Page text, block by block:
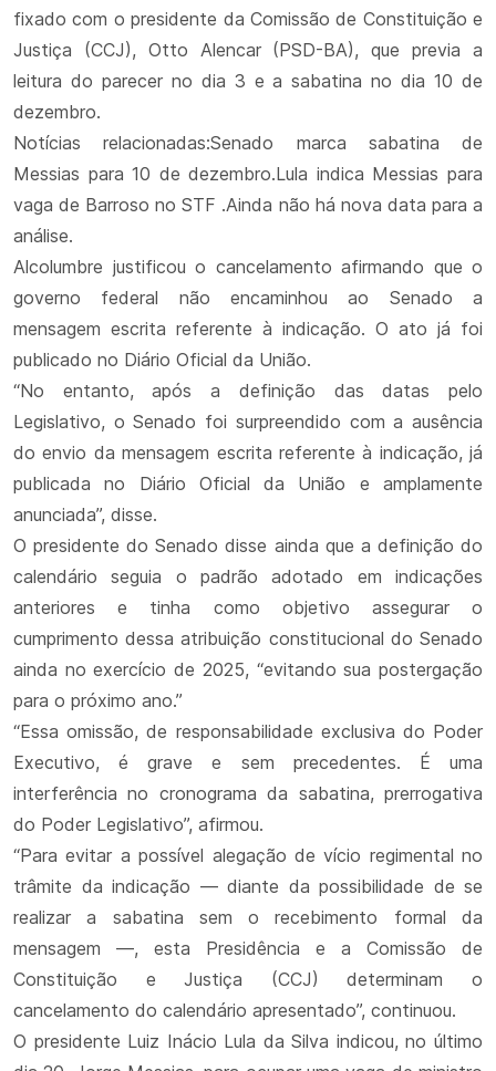
fixado com o presidente da Comissão de Constituição e
Justiça (CCJ), Otto Alencar (PSD-BA), que previa a
leitura do parecer no dia 3 e a sabatina no dia 10 de
dezembro.
Notícias relacionadas:Senado marca sabatina de
Messias para 10 de dezembro.Lula indica Messias para
vaga de Barroso no STF .Ainda não há nova data para a
análise.
Alcolumbre justificou o cancelamento afirmando que o
governo federal não encaminhou ao Senado a
mensagem escrita referente à indicação. O ato já foi
publicado no Diário Oficial da União.
“No entanto, após a definição das datas pelo
Legislativo, o Senado foi surpreendido com a ausência
do envio da mensagem escrita referente à indicação, já
publicada no Diário Oficial da União e amplamente
anunciada”, disse.
O presidente do Senado disse ainda que a definição do
calendário seguia o padrão adotado em indicações
anteriores e tinha como objetivo assegurar o
cumprimento dessa atribuição constitucional do Senado
ainda no exercício de 2025, “evitando sua postergação
para o próximo ano.”
“Essa omissão, de responsabilidade exclusiva do Poder
Executivo, é grave e sem precedentes. É uma
interferência no cronograma da sabatina, prerrogativa
do Poder Legislativo”, afirmou.
“Para evitar a possível alegação de vício regimental no
trâmite da indicação — diante da possibilidade de se
realizar a sabatina sem o recebimento formal da
mensagem —, esta Presidência e a Comissão de
Constituição e Justiça (CCJ) determinam o
cancelamento do calendário apresentado”, continuou.
O presidente Luiz Inácio Lula da Silva indicou, no último